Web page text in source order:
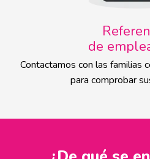
de
Contactamos con las familias
para comprobar